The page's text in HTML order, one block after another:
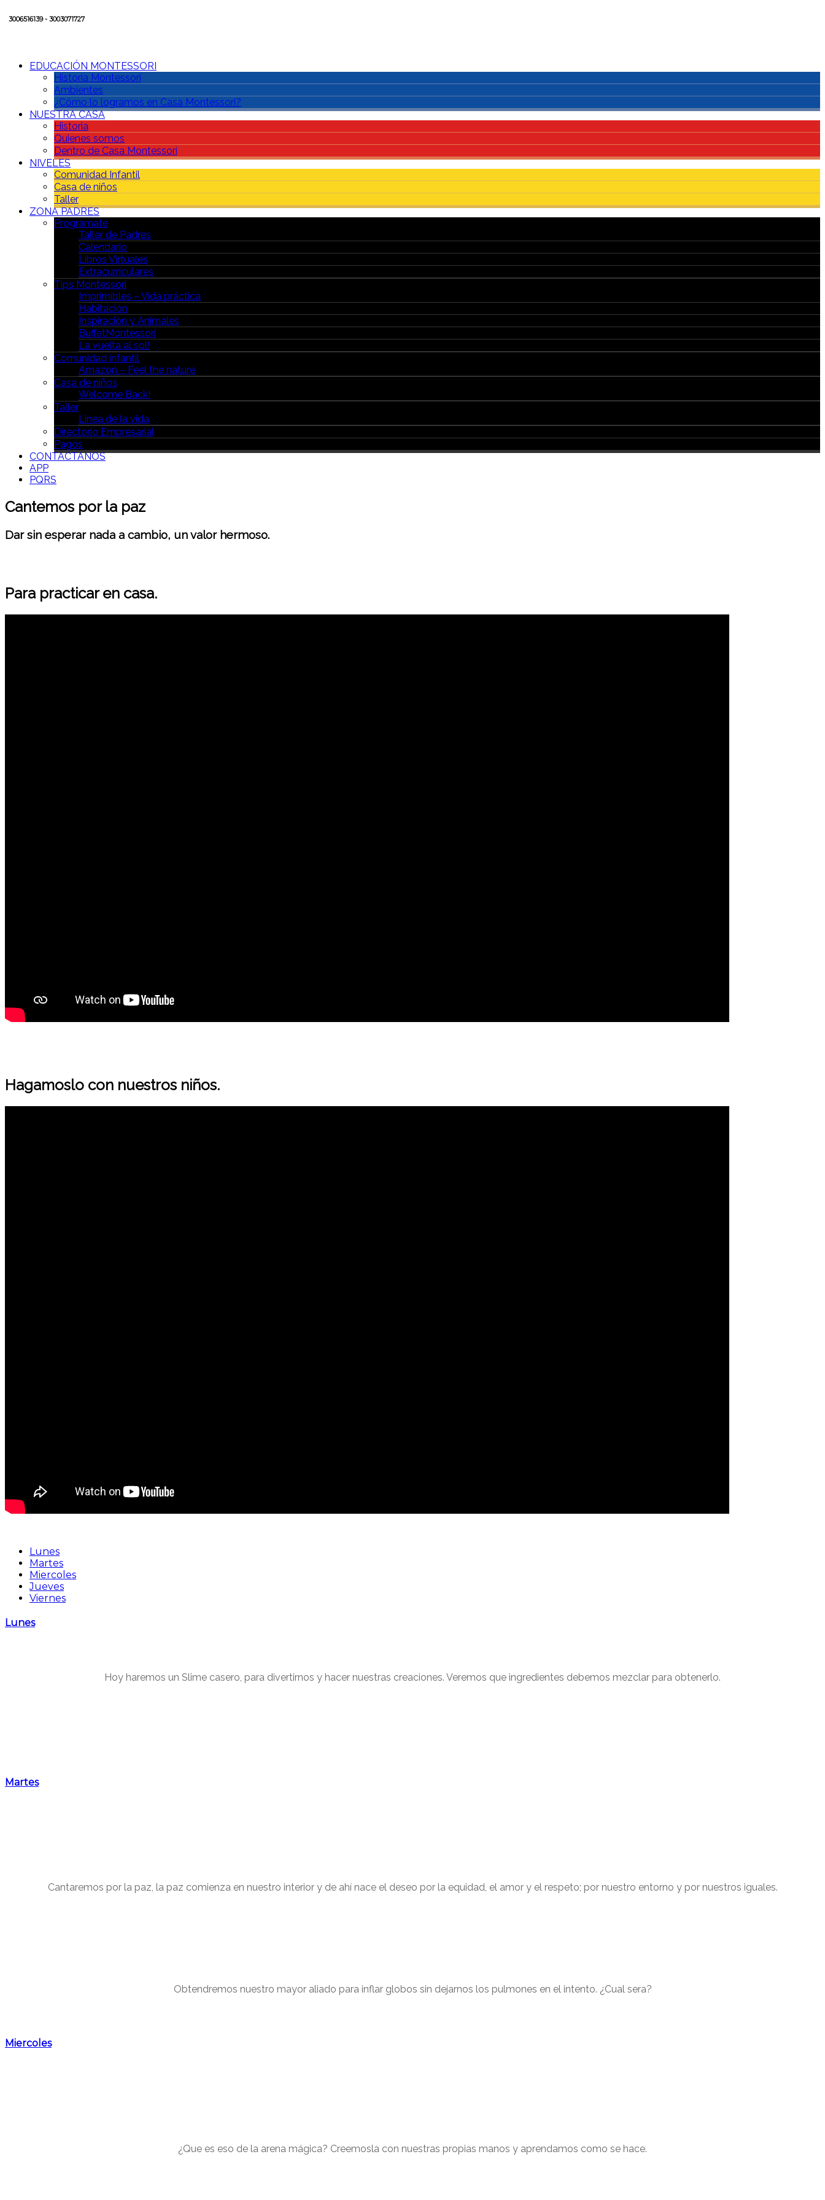
3006516139 - 3003071727
EDUCACIÓN MONTESSORI
Historia Montessori
Ambientes
¿Cómo lo logramos en Casa Montessori?
NUESTRA CASA
Historia
Quienes somos
Dentro de Casa Montessori
NIVELES
Comunidad Infantil
Casa de niños
Taller
ZONA PADRES
Prográmate
Taller de Padres
Calendario
Libros Virtuales
Extracurriculares
Tips Montessori
Imprimibles – Vida práctica
Habitación
Inspiración y Animales
BuffetMontessori
La vuelta al sol!
Comunidad infantil
Amazon – Feel the nature
Casa de niños
Welcome Back!
Taller
Línea de la vida
Directorio Empresarial
Pagos
CONTÁCTANOS
APP
PQRS
Cantemos por la paz
Dar sin esperar nada a cambio, un valor hermoso.
Para practicar en casa.
Hagamoslo con nuestros niños.
Lunes
Martes
Miercoles
Jueves
Viernes
Lunes
Hoy haremos un Slime casero, para divertirnos y hacer nuestras creaciones. Veremos que ingredientes debemos mezclar para obtenerlo.
Martes
Cantaremos por la paz, la paz comienza en nuestro interior y de ahí nace el deseo por la equidad, el amor y el respeto; por nuestro entorno y por nuestros iguales.
Obtendremos nuestro mayor aliado para inflar globos sin dejarnos los pulmones en el intento. ¿Cual sera?
Miercoles
¿Que es eso de la arena mágica? Creemosla con nuestras propias manos y aprendamos como se hace.